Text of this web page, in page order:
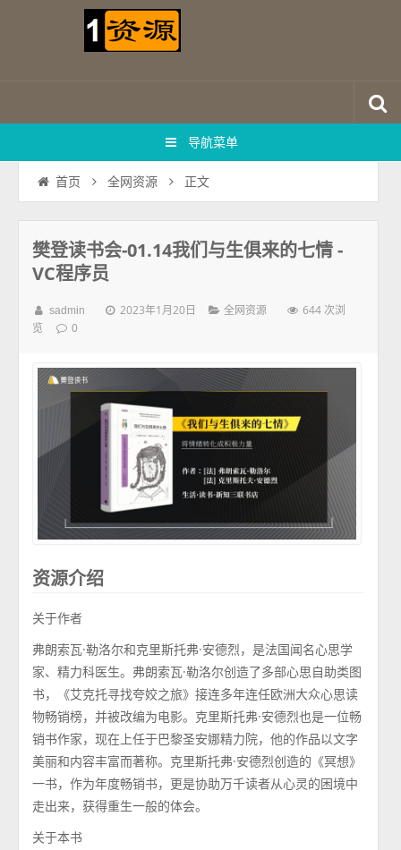
导航菜单
首页 全网资源 正文
樊登读书会-01.14我们与生俱来的七情 -
VC程序员
sadmin 2023年1月20日 全网资源
644 次浏
览
0
资源介绍
关于作者
弗朗索瓦·勒洛尔和克里斯托弗·安德烈，是法国闻名心思学
家、精力科医生。弗朗索瓦·勒洛尔创造了多部心思自助类图
书，《艾克托寻找夸姣之旅》接连多年连任欧洲大众心思读
物畅销榜，并被改编为电影。克里斯托弗·安德烈也是一位畅
销书作家，现在上任于巴黎圣安娜精力院，他的作品以文字
美丽和内容丰富而著称。克里斯托弗·安德烈创造的《冥想》
一书，作为年度畅销书，更是协助万千读者从心灵的困境中
走出来，获得重生一般的体会。
关于本书